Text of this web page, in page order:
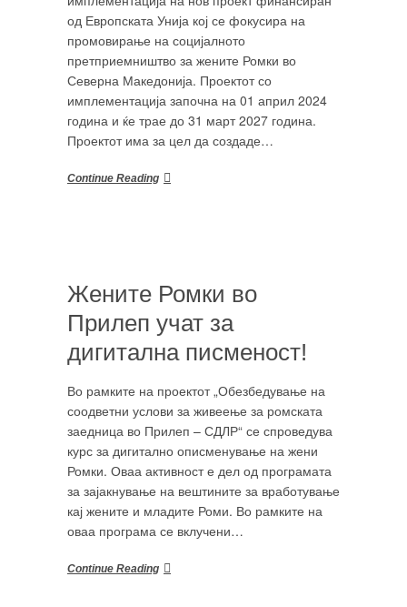
од Европската Унија кој се фокусира на
промовирање на социјалното
претприемништво за жените Ромки во
Северна Македонија. Проектот со
имплементација започна на 01 април 2024
година и ќе трае до 31 март 2027 година.
Проектот има за цел да создаде…
Continue Reading
Жените Ромки во
Прилеп учат за
дигитална писменост!
Во рамките на проектот „Обезбедување на
соодветни услови за живеење за ромската
заедница во Прилеп – СДЛР“ се спроведува
курс за дигитално описменување на жени
Ромки. Оваа активност е дел од програмата
за зајакнување на вештините за вработување
кај жените и младите Роми. Во рамките на
оваа програма се вклучени…
Continue Reading